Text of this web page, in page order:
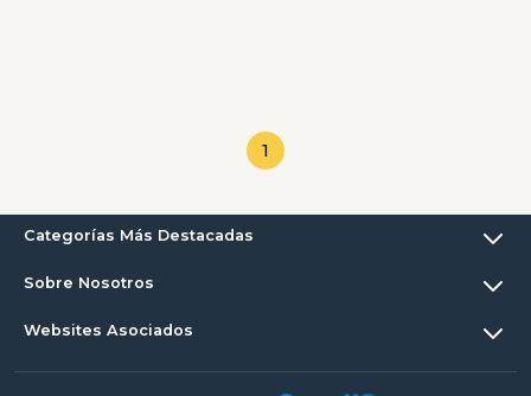
1
Categorías Más Destacadas
Sobre Nosotros
Websites Asociados